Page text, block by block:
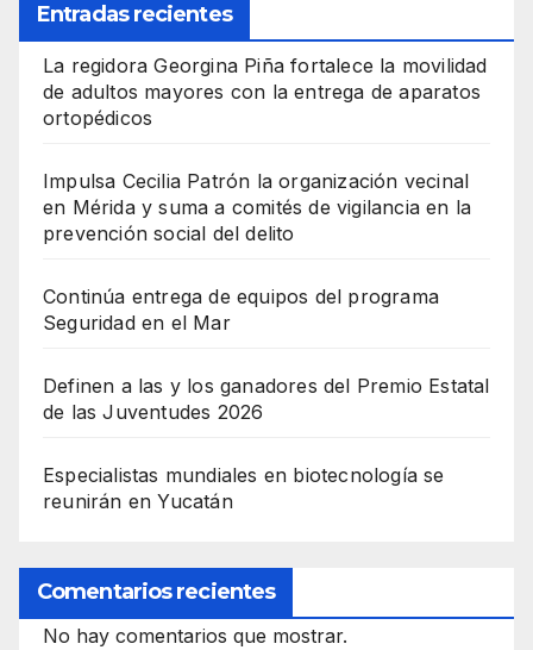
Entradas recientes
La regidora Georgina Piña fortalece la movilidad
de adultos mayores con la entrega de aparatos
ortopédicos
Impulsa Cecilia Patrón la organización vecinal
en Mérida y suma a comités de vigilancia en la
prevención social del delito
Continúa entrega de equipos del programa
Seguridad en el Mar
Definen a las y los ganadores del Premio Estatal
de las Juventudes 2026
Especialistas mundiales en biotecnología se
reunirán en Yucatán
Comentarios recientes
No hay comentarios que mostrar.